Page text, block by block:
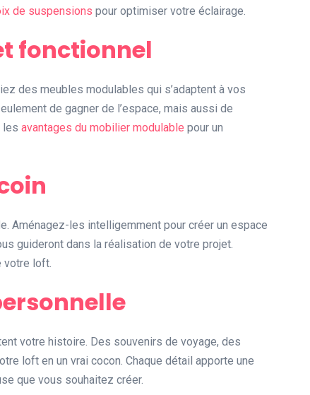
de suspensions pour optimiser votre éclairage.
fonctionnel
des meubles modulables qui s’adaptent à vos
de gagner de l’espace, mais aussi de
les avantages du mobilier modulable pour un
Aménagez-les intelligemment pour créer un espace
guideront dans la réalisation de votre projet.
votre loft.
votre histoire. Des souvenirs de voyage, des
loft en un vrai cocon. Chaque détail apporte une
que vous souhaitez créer.